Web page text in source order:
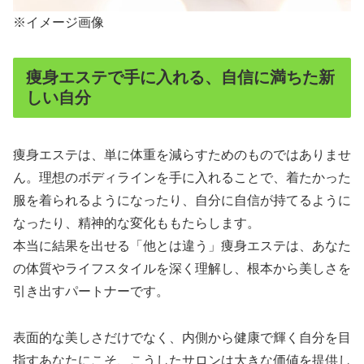
※イメージ画像
痩身エステで手に入れる、自信に満ちた新
しい自分
痩身エステは、単に体重を減らすためのものではありませ
ん。理想のボディラインを手に入れることで、着たかった
服を着られるようになったり、自分に自信が持てるように
なったり、精神的な変化ももたらします。
本当に結果を出せる「他とは違う」痩身エステは、あなた
の体質やライフスタイルを深く理解し、根本から美しさを
引き出すパートナーです。
表面的な美しさだけでなく、内側から健康で輝く自分を目
指すあなたにこそ、こうしたサロンは大きな価値を提供し